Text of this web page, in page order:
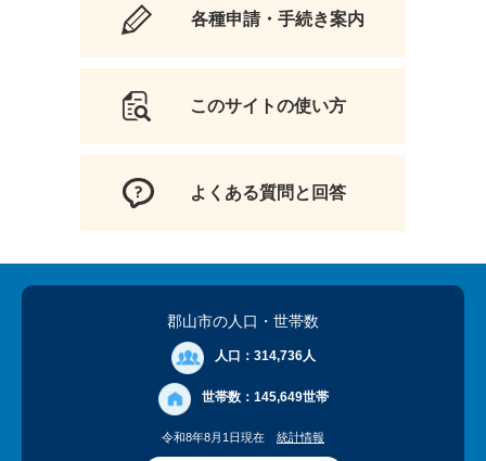
各種申請・手続き案内
このサイトの使い方
よくある質問と回答
郡山市の人口 ・世帯数
人口： 314,736人
世帯数： 145,649世帯
令和8年8月1日現在 統計情報